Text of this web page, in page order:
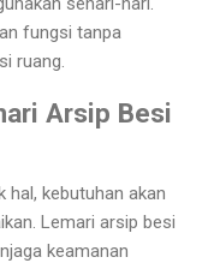
fungsi tanpa
ruang.
Arsip Besi
hal, kebutuhan akan
Lemari arsip besi
keamanan